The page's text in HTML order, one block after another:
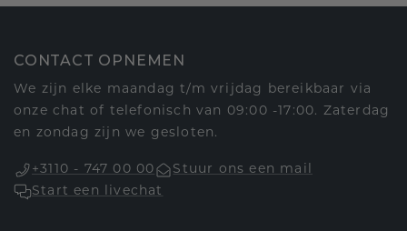
CONTACT OPNEMEN
We zijn elke maandag t/m vrijdag bereikbaar via
onze chat of telefonisch van 09:00 -17:00. Zaterdag
en zondag zijn we gesloten.
+3110 - 747 00 00
Stuur ons een mail
Start een livechat